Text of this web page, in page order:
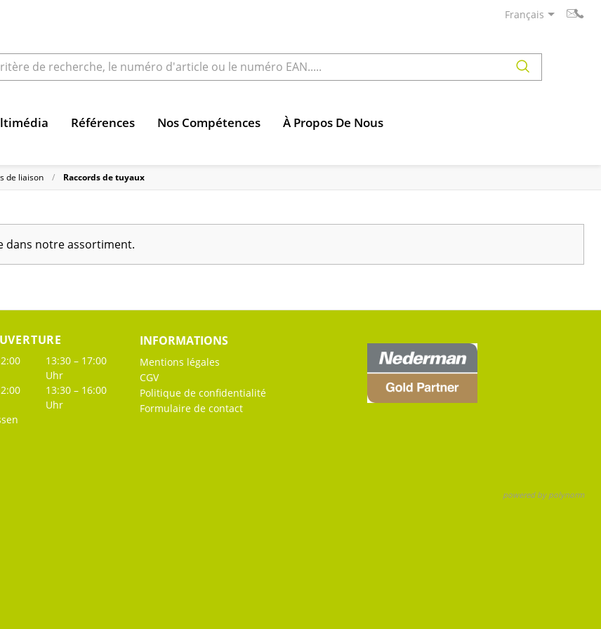
Français
Références Nos Compétences
À Propos De Nous
de liaison Raccords de tuyaux
dans notre assortiment.
13:30 – 17:00
Uhr
13:30 – 16:00
Uhr
INFORMATIONS
Mentions légales
CGV
Politique de confidentialité
Formulaire de contact
powered by polynorm